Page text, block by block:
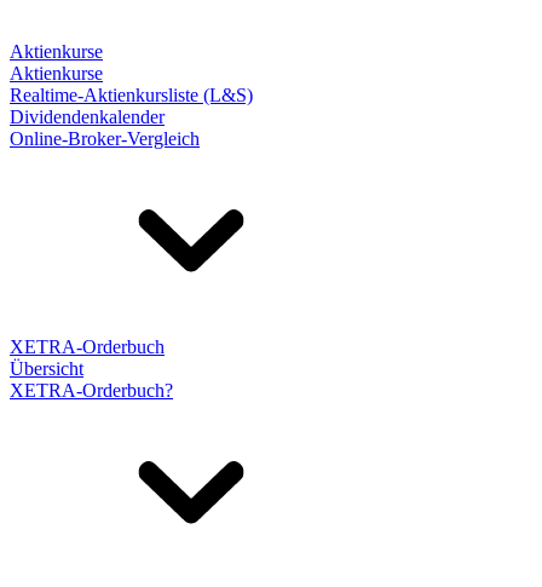
Aktienkurse
Aktienkurse
Realtime-Aktienkursliste (L&S)
Dividendenkalender
Online-Broker-Vergleich
XETRA-Orderbuch
Übersicht
XETRA-Orderbuch?